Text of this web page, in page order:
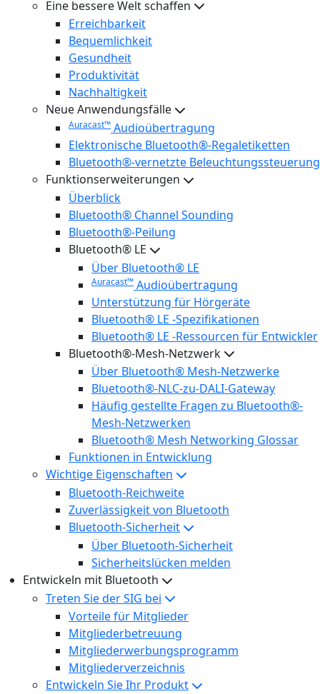
Eine bessere Welt schaffen
Erreichbarkeit
Bequemlichkeit
Gesundheit
Produktivität
Nachhaltigkeit
Neue Anwendungsfälle
Auracast™ Audioübertragung
Elektronische Bluetooth®-Regaletiketten
Bluetooth®-vernetzte Beleuchtungssteuerung
Funktionserweiterungen
Überblick
Bluetooth® Channel Sounding
Bluetooth®-Peilung
Bluetooth® LE
Über Bluetooth® LE
Auracast™ Audioübertragung
Unterstützung für Hörgeräte
Bluetooth® LE -Spezifikationen
Bluetooth® LE -Ressourcen für Entwickler
Bluetooth®-Mesh-Netzwerk
Über Bluetooth® Mesh-Netzwerke
Bluetooth®-NLC-zu-DALI-Gateway
Häufig gestellte Fragen zu Bluetooth®-
Mesh-Netzwerken
Bluetooth® Mesh Networking Glossar
Funktionen in Entwicklung
Wichtige Eigenschaften
Bluetooth-Reichweite
Zuverlässigkeit von Bluetooth
Bluetooth-Sicherheit
Über Bluetooth-Sicherheit
Sicherheitslücken melden
Entwickeln mit Bluetooth
Treten Sie der SIG bei
Vorteile für Mitglieder
Mitgliederbetreuung
Mitgliederwerbungsprogramm
Mitgliederverzeichnis
Entwickeln Sie Ihr Produkt